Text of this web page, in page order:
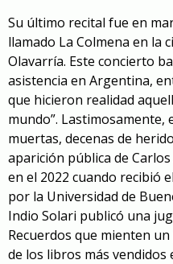
Su último recital fue en
llamado La Colmena en la
Olavarría. Este concierto
asistencia en Argentina,
que hicieron realidad
mundo”. Lastimosamente,
muertas, decenas de
aparición pública de
en el 2022 cuando recibió
por la Universidad de
Indio Solari publicó una
Recuerdos que mienten
de los libros más